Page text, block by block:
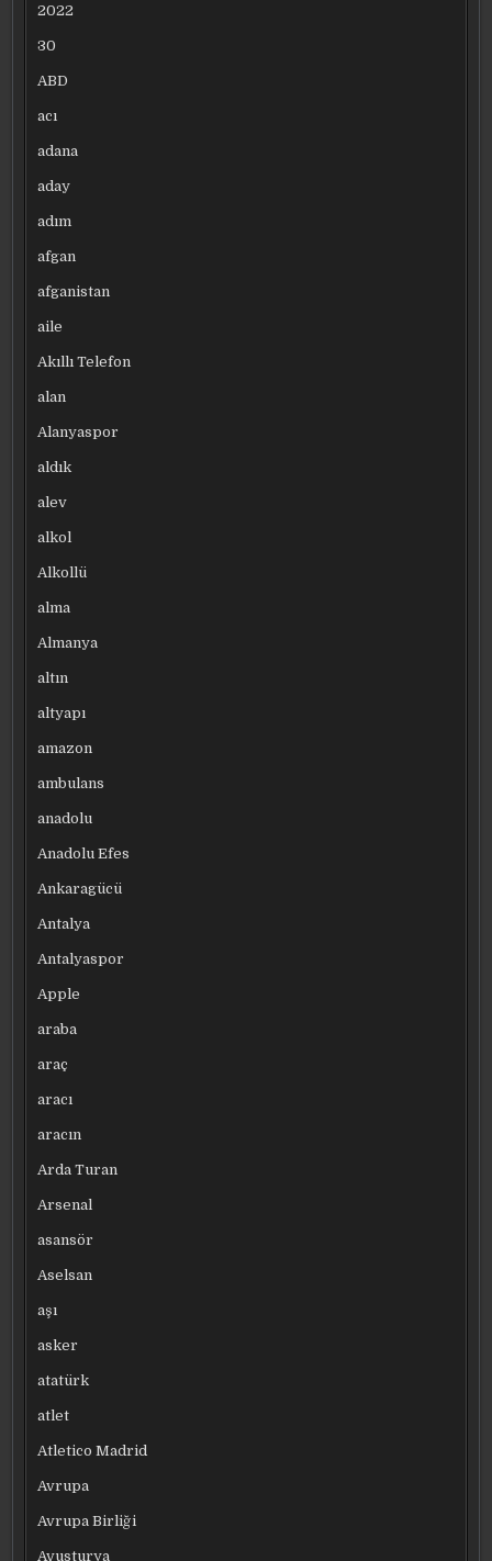
2022
30
ABD
acı
adana
aday
adım
afgan
afganistan
aile
Akıllı Telefon
alan
Alanyaspor
aldık
alev
alkol
Alkollü
alma
Almanya
altın
altyapı
amazon
ambulans
anadolu
Anadolu Efes
Ankaragücü
Antalya
Antalyaspor
Apple
araba
araç
aracı
aracın
Arda Turan
Arsenal
asansör
Aselsan
aşı
asker
atatürk
atlet
Atletico Madrid
Avrupa
Avrupa Birliği
Avusturya